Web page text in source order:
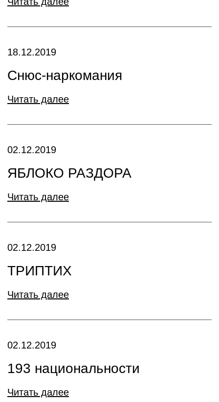
18.12.2019
Снюс-наркомания
Читать далее
02.12.2019
ЯБЛОКО РАЗДОРА
Читать далее
02.12.2019
ТРИПТИХ
Читать далее
02.12.2019
193 национальности
Читать далее